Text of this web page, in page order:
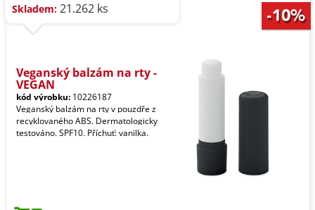
Skladem: 21.262 ks
Veganský balzám na rty -
VEGAN
kód výrobku: 10226187
Veganský balzám na rty v pouzdře z
recyklovaného ABS. Dermatologicky
testováno. SPF10. Příchuť: vanilka.